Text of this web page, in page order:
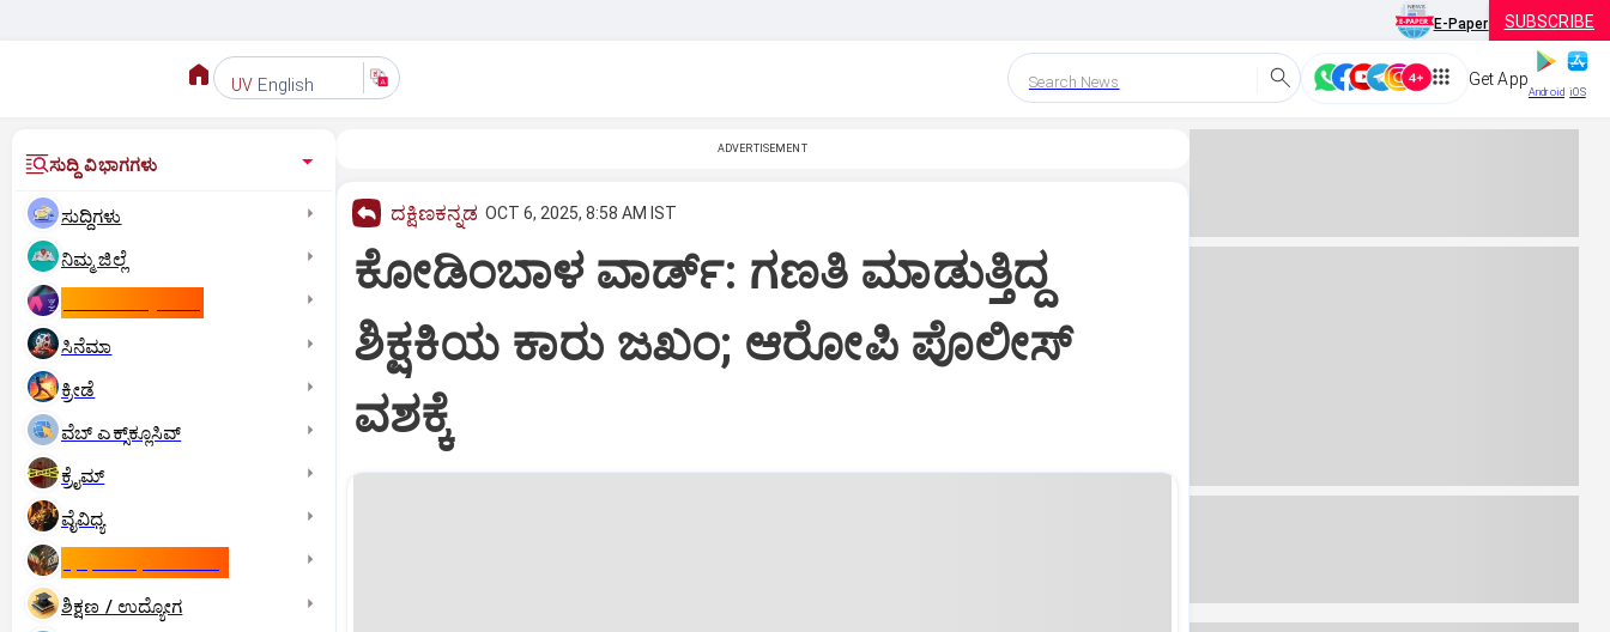
E-Paper SUBSCRIBE
UV English Search News Get App
Android iOS
ಸುದ್ದಿ ವಿಭಾಗಗಳು
ಸುದ್ದಿಗಳು
ನಿಮ್ಮ ಜಿಲ್ಲೆ
ಸಿನೆಮಾ
ಕ್ರೀಡೆ
ವೆಬ್ ಎಕ್ಸ್‌ಕ್ಲೂಸಿವ್
ಕ್ರೈಮ್
ವೈವಿಧ್ಯ
ಶಿಕ್ಷಣ / ಉದ್ಯೋಗ
ADVERTISEMENT
ದಕ್ಷಿಣಕನ್ನಡ OCT 6, 2025, 8:58 AM IST
ಕೋಡಿಂಬಾಳ ವಾರ್ಡ್‌: ಗಣತಿ ಮಾಡುತ್ತಿದ್ದ
ಶಿಕ್ಷಕಿಯ ಕಾರು ಜಖಂ; ಆರೋಪಿ ಪೊಲೀಸ್‌
ವಶಕ್ಕೆ